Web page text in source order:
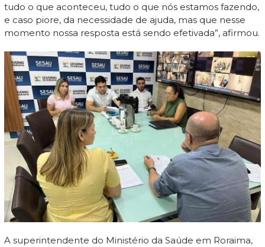
tudo o que aconteceu, tudo o que nós estamos fazendo,
e caso piore, da necessidade de ajuda, mas que nesse
momento nossa resposta está sendo efetivada”, afirmou.
A superintendente do Ministério da Saúde em Roraima,